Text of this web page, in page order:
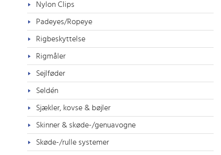
Nylon Clips
Padeyes/Ropeye
Rigbeskyttelse
Rigmåler
Sejlføder
Seldén
Sjækler, kovse & bøjler
Skinner & skøde-/genuavogne
Skøde-/rulle systemer